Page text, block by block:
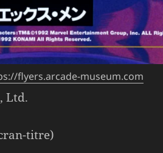
flyers.arcade-museum.com
Ltd.
titre)